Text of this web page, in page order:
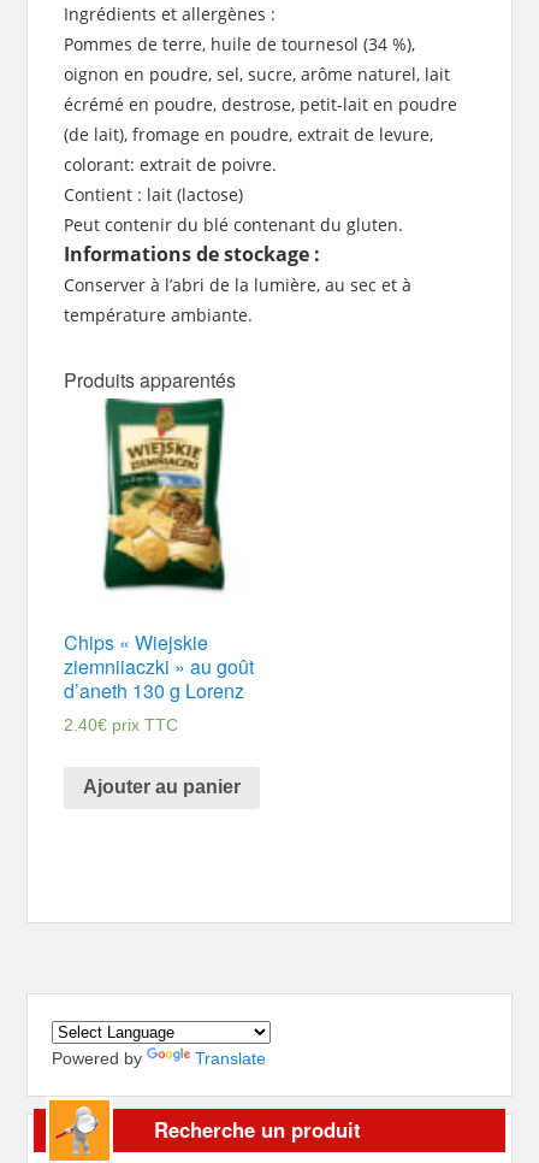
Ingrédients et allergènes :
Pommes de terre, huile de tournesol (34 %),
oignon en poudre, sel, sucre, arôme naturel, lait
écrémé en poudre, destrose, petit-lait en poudre
(de lait), fromage en poudre, extrait de levure,
colorant: extrait de poivre.
Contient : lait (lactose)
Peut contenir du blé contenant du gluten.
Informations de stockage :
Conserver à l’abri de la lumière, au sec et à
température ambiante.
Produits apparentés
Chips « Wiejskie
ziemniiaczki » au goût
d’aneth 130 g Lorenz
2.40€ prix TTC
Ajouter au panier
Powered by Translate
Recherche un produit